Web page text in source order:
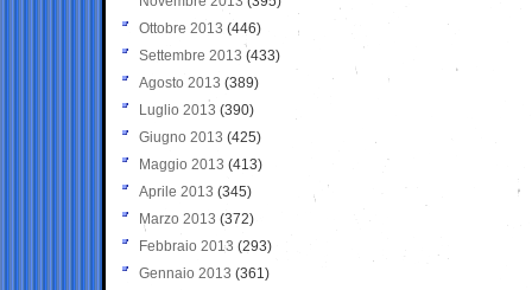
Ottobre 2013 (446)
Settembre 2013 (433)
Agosto 2013 (389)
Luglio 2013 (390)
Giugno 2013 (425)
Maggio 2013 (413)
Aprile 2013 (345)
Marzo 2013 (372)
Febbraio 2013 (293)
Gennaio 2013 (361)